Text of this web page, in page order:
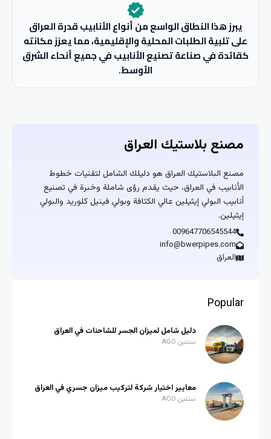
verified
يبرز هذا النطاق الواسع من أنواع الأنابيب قدرة العراق
على تلبية الطلبات المحلية والإقليمية، مما يعزز مكانته
كقائدة في صناعة تصنيع الأنابيب في جميع أنحاء الشرق
الأوسط.
مصنع بلاستيك العراق
مصنع البلاستيك العراق هو دليلك الشامل لتقنيات خطوط
الأنابيب في العراق، حيث يقدم رؤى شاملة وخبرة في تصنيع
أنابيب البولي إيثيلين عالي الكثافة وبولي فينيل كلوريد والبولي
إيثيلين.
009647706545544
info@bwerpipes.com
العراق
Popular
دليل شامل لميزان الجسر للشاحنات في العراق
سنتين AGO
معايير اختيار شركة لتركيب ميزان جسري في العراق
سنتين AGO